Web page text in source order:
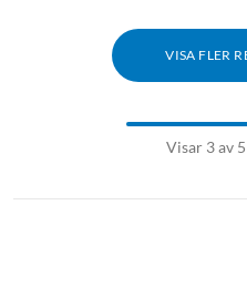
Levereras med USB-C-till-
Vädertålig högtalare
VISA FLER
Visar 3 av